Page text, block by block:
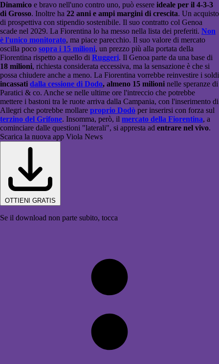
Dinamico e bravo nell'uno contro uno, può essere ideale per il 4-3-3
di Grosso. Inoltre ha 22 anni e ampi margini di crescita. Un acquisto
di prospettiva con stipendio sostenibile. Il suo contratto col Genoa
scade nel 2029. La Fiorentina lo ha messo nella lista dei preferiti. Non
è l'unico monitorato, ma piace parecchio. Il suo valore di mercato
oscilla poco sopra i 15 milioni, un prezzo più alla portata della
Fiorentina rispetto a quello di Ruggeri. Il Genoa parte da una base di
18 milioni, richiesta considerata eccessiva, ma la sensazione è che si
possa chiudere anche a meno. La Fiorentina vorrebbe reinvestire i soldi
incassati dalla cessione di Dodo, almeno 15 milioni nelle speranze di
Paratici & co. Anche se nelle ultime ore l'intreccio che potrebbe
mettere i bastoni tra le ruote arriva dalla Campania, con l'inserimento di
Allegri che potrebbe mollare proprio Dodò per inserirsi con forza sul
terzino del Grifone. Insomma, però, il mercato della Fiorentina, a
cominciare dalle questioni "laterali", si appresta ad entrare nel vivo.
Scarica la nuova app Viola News
OTTIENI GRATIS
Se il download non parte subito, tocca